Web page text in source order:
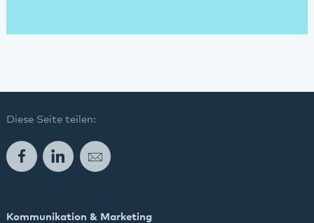
Diese Seite teilen:
FacebookLinkedInE-Mail
Kommunikation & Marketing